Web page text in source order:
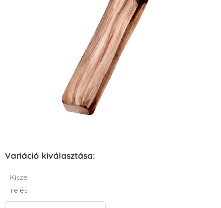
Variáció kiválasztása:
Kisze
relés